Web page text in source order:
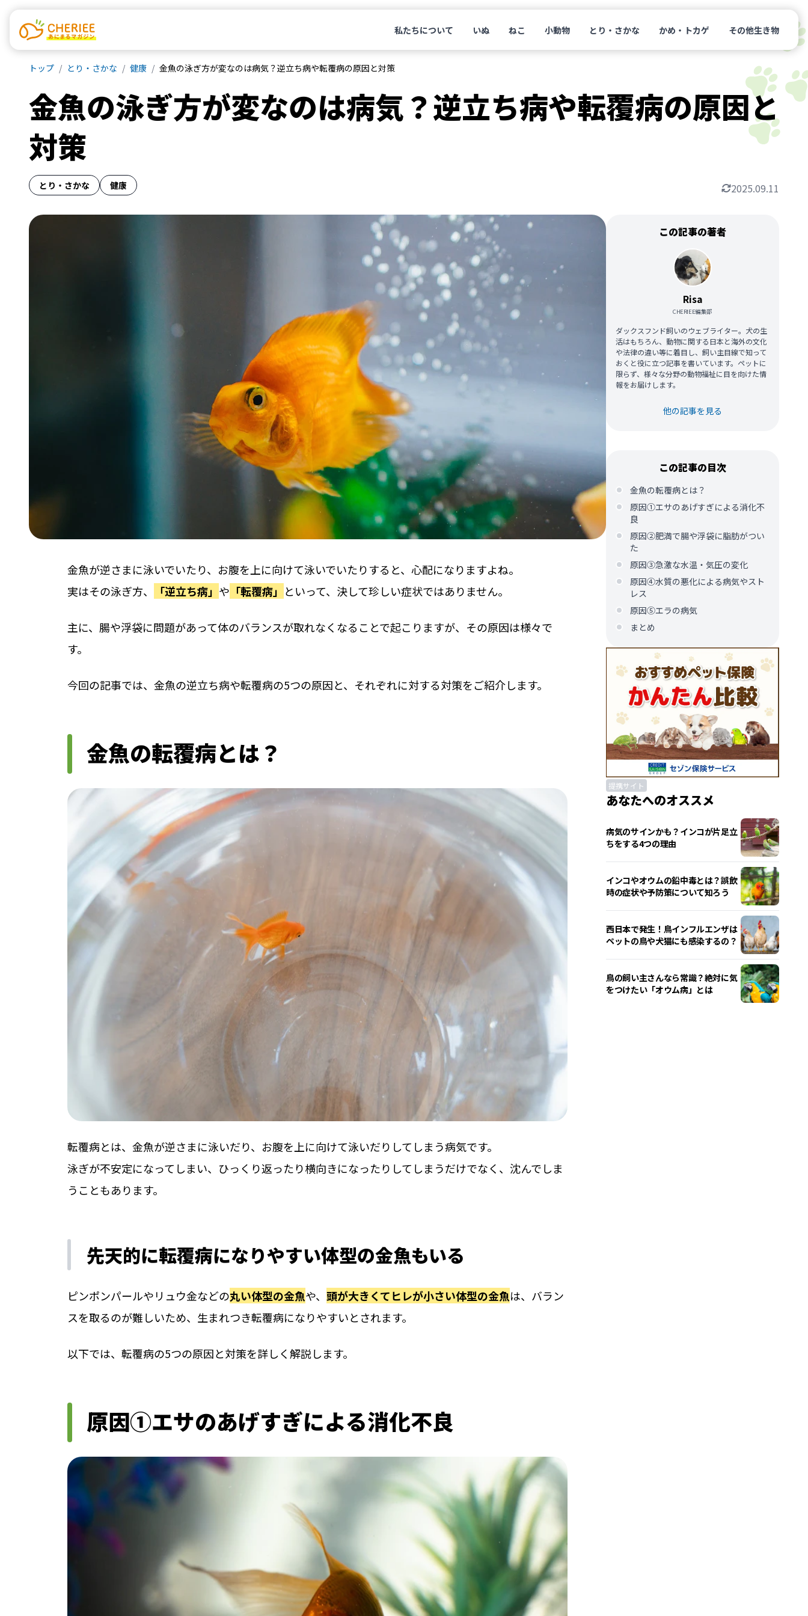
私たちについて いぬ ねこ 小動物 とり・さかな かめ・トカゲ その他生き物
トップ とり・さかな 健康 金魚の泳ぎ方が変なのは病気？逆立ち病や転覆病の原因と対策
金魚の泳ぎ方が変なのは病気？逆立ち病や転覆病の原因と
対策
とり・さかな 健康 2025.09.11
金魚が逆さまに泳いでいたり、お腹を上に向けて泳いでいたりすると、心配になりますよね。
実はその泳ぎ方、
「逆立ち病」 や 「転覆病」 といって、決して珍しい症状ではありません。
主に、腸や浮袋に問題があって体のバランスが取れなくなることで起こりますが、その原因は様々で
す。
今回の記事では、金魚の逆立ち病や転覆病の5つの原因と、それぞれに対する対策をご紹介します。
金魚の転覆病とは？
転覆病とは、金魚が逆さまに泳いだり、お腹を上に向けて泳いだりしてしまう病気です。
泳ぎが不安定になってしまい、ひっくり返ったり横向きになったりしてしまうだけでなく、沈んでしま
うこともあります。
先天的に転覆病になりやすい体型の金魚もいる
ピンポンパールやリュウ金などの丸い体型の金魚や、 頭が大きくてヒレが小さい体型の金魚は、バラン
スを取るのが難しいため、生まれつき転覆病になりやすいとされます。
以下では、転覆病の5つの原因と対策を詳しく解説します。
原因①エサのあげすぎによる消化不良
この記事の著者
Risa
CHERIEE編集部
ダックスフンド飼いのウェブライター。犬の生
活はもちろん、動物に関する日本と海外の文化
や法律の違い等に着目し、飼い主目線で知って
おくと役に立つ記事を書いています。ペットに
限らず、様々な分野の動物福祉に目を向けた情
報をお届けします。
他の記事を見る
この記事の目次
金魚の転覆病とは？
原因①エサのあげすぎによる消化不
良
原因②肥満で腸や浮袋に脂肪がつい
た
原因③急激な水温・気圧の変化
原因④水質の悪化による病気やスト
レス
原因⑤エラの病気
まとめ
提携サイト
あなたへのオススメ
病気のサインかも？インコが片足立
ちをする4つの理由
インコやオウムの鉛中毒とは？誤飲
時の症状や予防策について知ろう
西日本で発生！鳥インフルエンザは
ペットの鳥や犬猫にも感染するの？
鳥の飼い主さんなら常識？絶対に気
をつけたい「オウム病」とは